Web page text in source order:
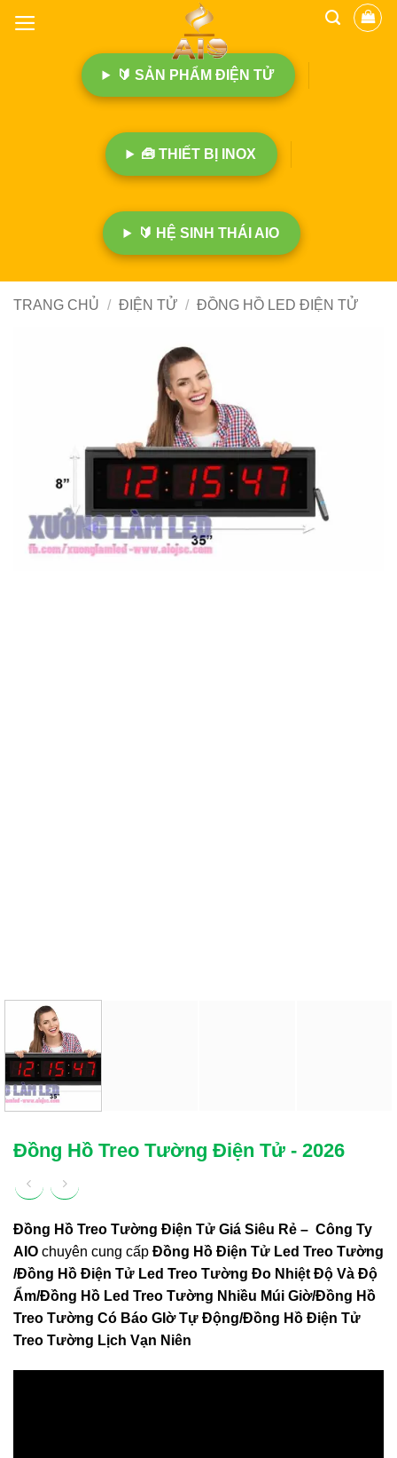
🔰 SẢN PHẨM ĐIỆN TỬ
🧰 THIẾT BỊ INOX
🔰 HỆ SINH THÁI AIO
TRANG CHỦ / ĐIỆN TỬ / ĐỒNG HỒ LED ĐIỆN TỬ
Đồng Hồ Treo Tường Điện Tử - 2026
Đồng Hồ Treo Tường Điện Tử Giá Siêu Rẻ – Công Ty
AIO chuyên cung cấp Đồng Hồ Điện Tử Led Treo Tường
/Đồng Hồ Điện Tử Led Treo Tường Đo Nhiệt Độ Và Độ
Ẩm/Đồng Hồ Led Treo Tường Nhiều Múi Giờ/Đồng Hồ
Treo Tường Có Báo GIờ Tự Động/Đồng Hồ Điện Tử
Treo Tường Lịch Vạn Niên